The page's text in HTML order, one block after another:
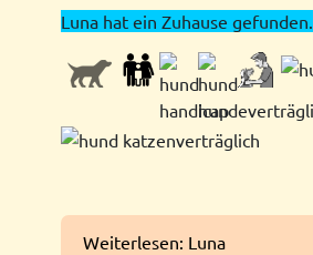
Luna hat ein Zuhause gefunden.
Weiterlesen: Luna